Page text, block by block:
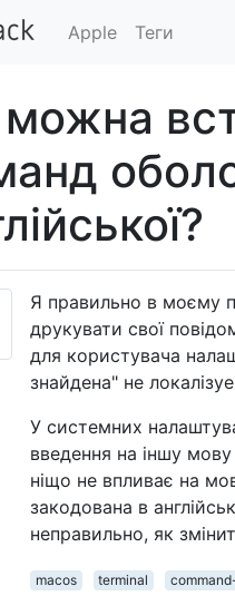
Apple Теги
Я правильно в моєму
друкувати свої
для користувача
знайдена" не
У системних
введення на іншу
ніщо не впливає на
закодована в
неправильно, як
macos terminal